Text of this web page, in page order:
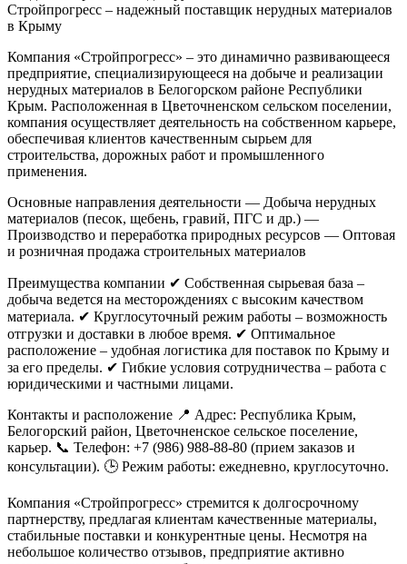
Стройпрогресс – надежный поставщик нерудных материалов
в Крыму
Компания «Стройпрогресс» – это динамично развивающееся
предприятие, специализирующееся на добыче и реализации
нерудных материалов в Белогорском районе Республики
Крым. Расположенная в Цветочненском сельском поселении,
компания осуществляет деятельность на собственном карьере,
обеспечивая клиентов качественным сырьем для
строительства, дорожных работ и промышленного
применения.
Основные направления деятельности — Добыча нерудных
материалов (песок, щебень, гравий, ПГС и др.) —
Производство и переработка природных ресурсов — Оптовая
и розничная продажа строительных материалов
Преимущества компании ✔ Собственная сырьевая база –
добыча ведется на месторождениях с высоким качеством
материала. ✔ Круглосуточный режим работы – возможность
отгрузки и доставки в любое время. ✔ Оптимальное
расположение – удобная логистика для поставок по Крыму и
за его пределы. ✔ Гибкие условия сотрудничества – работа с
юридическими и частными лицами.
Контакты и расположение 📍 Адрес: Республика Крым,
Белогорский район, Цветочненское сельское поселение,
карьер. 📞 Телефон: +7 (986) 988-88-80 (прием заказов и
консультации). 🕒 Режим работы: ежедневно, круглосуточно.
Компания «Стройпрогресс» стремится к долгосрочному
партнерству, предлагая клиентам качественные материалы,
стабильные поставки и конкурентные цены. Несмотря на
небольшое количество отзывов, предприятие активно